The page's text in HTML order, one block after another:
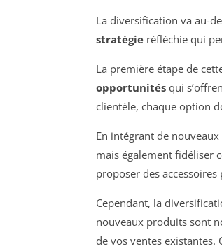
La diversification va au-
stratégie réfléchie qui
La première étape de
opportunités qui
clientèle, chaque option
En intégrant de
mais également fidéliser
proposer des
Cependant, la
nouveaux produits sont
de vos ventes existantes.